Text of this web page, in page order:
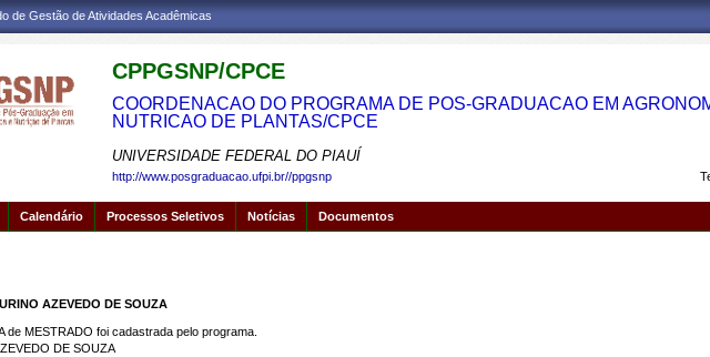
de Gestão de Atividades Acadêmicas
CPPGSNP/CPCE
COORDENACAO DO PROGRAMA DE POS-GRADUACAO EM
NUTRICAO DE PLANTAS/CPCE
UNIVERSIDADE FEDERAL DO PIAUÍ
http://www.posgraduacao.ufpi.br//ppgsnp
Calendário Processos Seletivos Notícias Documentos
AZEVEDO DE SOUZA
de MESTRADO foi cadastrada pelo programa.
DE SOUZA